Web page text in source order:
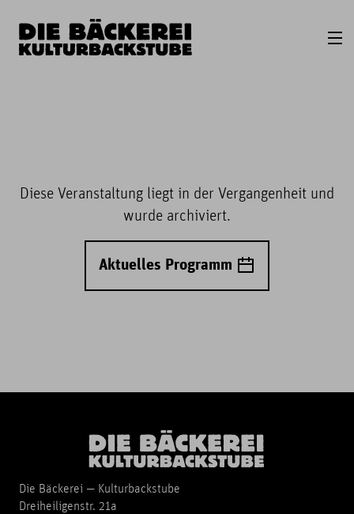
Diese Veranstaltung liegt in der Vergangenheit und
wurde archiviert.
Aktuelles Programm
Die Bäckerei — Kulturbackstube
Dreiheiligenstr. 21a